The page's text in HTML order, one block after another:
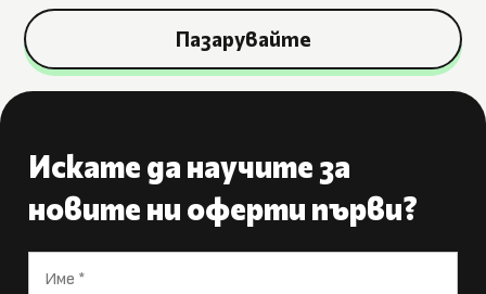
Пазарувайте
Искате да научите за
новите ни оферти първи?